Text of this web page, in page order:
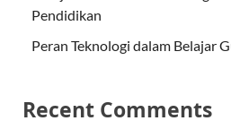
Pendidikan
Peran Teknologi dalam Belajar
Recent Comments